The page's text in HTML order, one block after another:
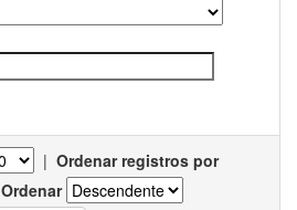
| Ordenar registros por
Ordenar